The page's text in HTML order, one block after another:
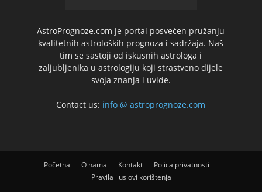
AstroPrognoze.com je portal posvećen pružanju
kvalitetnih astroloških prognoza i sadržaja. Naš
tim se sastoji od iskusnih astrologa i
zaljubljenika u astrologiju koji strastveno dijele
svoja znanja i uvide.
Contact us: info @ astroprognoze.com
Početna O nama Kontakt
Polica privatnosti
Pravila i uslovi korištenja